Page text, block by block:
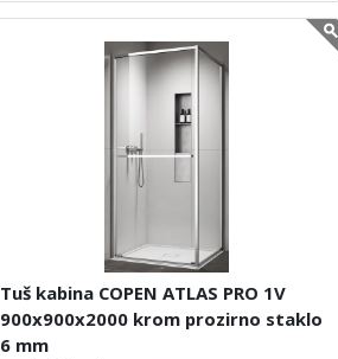
Tuš kabina COPEN ATLAS PRO 1V
900x900x2000 krom prozirno staklo
6 mm